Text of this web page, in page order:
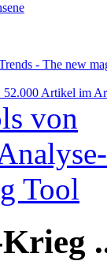
- The new
52.000 Artikel im